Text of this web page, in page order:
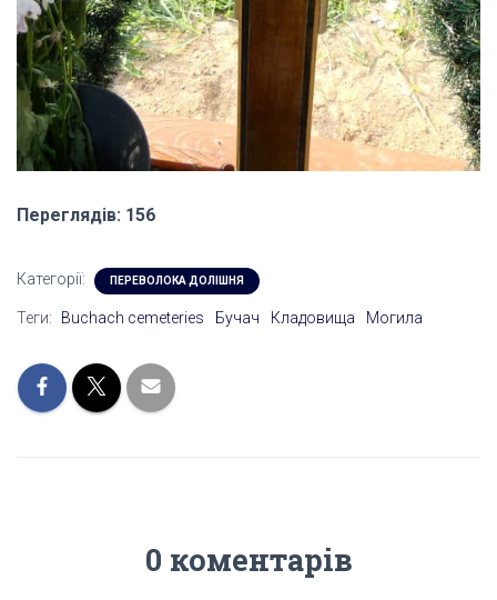
Переглядів: 156
Категорії: ПЕРЕВОЛОКА ДОЛІШНЯ
Теги: Buchach cemeteries Бучач Кладовища Могила
0 коментарів